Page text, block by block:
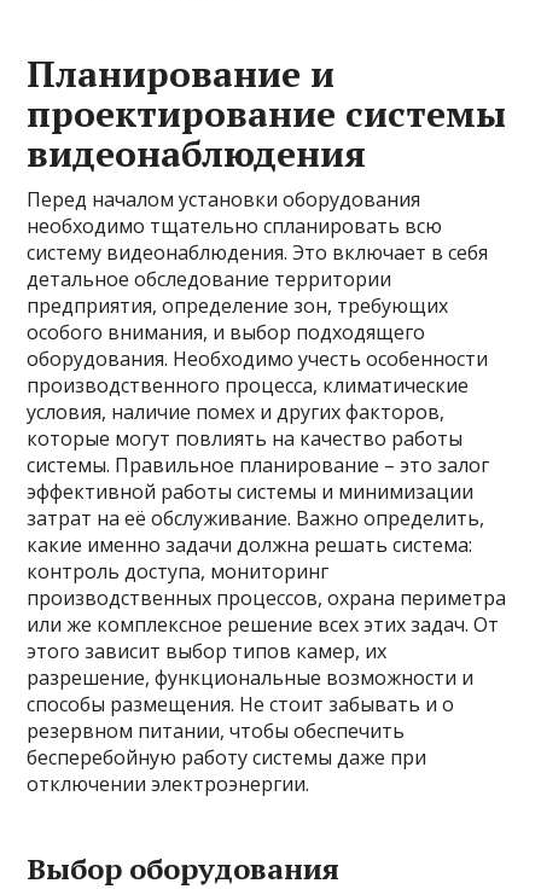
Планирование и
проектирование системы
видеонаблюдения
Перед началом установки оборудования
необходимо тщательно спланировать всю
систему видеонаблюдения. Это включает в себя
детальное обследование территории
предприятия, определение зон, требующих
особого внимания, и выбор подходящего
оборудования. Необходимо учесть особенности
производственного процесса, климатические
условия, наличие помех и других факторов,
которые могут повлиять на качество работы
системы. Правильное планирование – это залог
эффективной работы системы и минимизации
затрат на её обслуживание. Важно определить,
какие именно задачи должна решать система:
контроль доступа, мониторинг
производственных процессов, охрана периметра
или же комплексное решение всех этих задач. От
этого зависит выбор типов камер, их
разрешение, функциональные возможности и
способы размещения. Не стоит забывать и о
резервном питании, чтобы обеспечить
бесперебойную работу системы даже при
отключении электроэнергии.
Выбор оборудования